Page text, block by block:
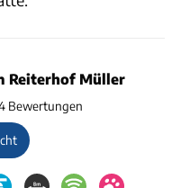
Reiterhof Müller
Bewertungen